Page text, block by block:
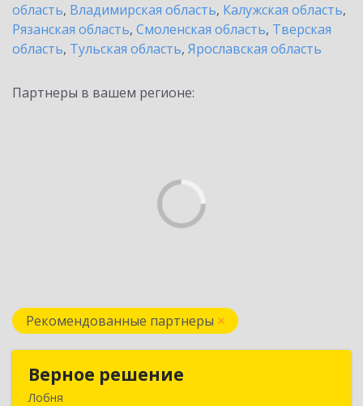
область, Владимирская область, Калужская область,
Рязанская область, Смоленская область, Тверская
область, Тульская область, Ярославская область
Партнеры в вашем регионе:
Рекомендованные партнеры
Верное решение
Лобня
Верное решение